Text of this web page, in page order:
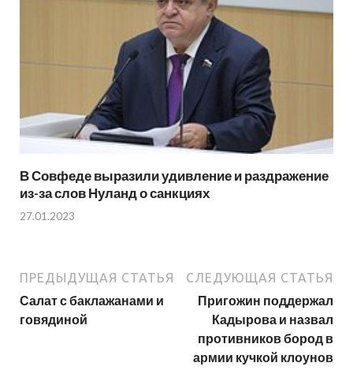
В Совфеде выразили удивление и раздражение
из-за слов Нуланд о санкциях
27.01.2023
ПРЕДЫДУЩАЯ СТАТЬЯ
Салат с баклажанами и
говядиной
СЛЕДУЮЩАЯ СТАТЬЯ
Пригожин поддержал
Кадырова и назвал
противников бород в
армии кучкой клоунов